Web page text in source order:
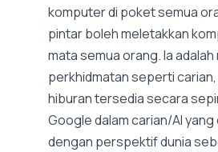
komputer di poket semua
pintar boleh meletakkan
mata semua orang. Ia
perkhidmatan seperti
hiburan tersedia secara
Google dalam carian/AI
dengan perspektif dunia